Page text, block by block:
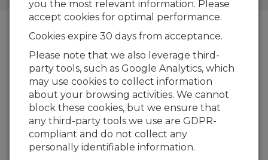
Productos
Sensores
Dispositivos para medida y control
Telecomunicaciones
Fuentes de alimentación
Armarios intemperie, trípodes y torretas
Software
Soluciones
Meteorología
you the most relevant information. Please
accept cookies for optimal performance.
Cookies expire 30 days from acceptance.
Please note that we also leverage third-
party tools, such as Google Analytics, which
may use cookies to collect information
about your browsing activities. We cannot
block these cookies, but we ensure that
any third-party tools we use are GDPR-
compliant and do not collect any
personally identifiable information.